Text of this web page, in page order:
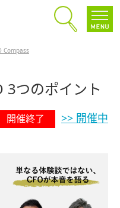
Compass
3つのポイント
開催終了
>> 開催中